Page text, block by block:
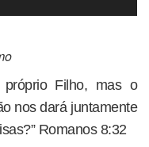
Filho, mas o
nos dará juntamente
Romanos 8:32